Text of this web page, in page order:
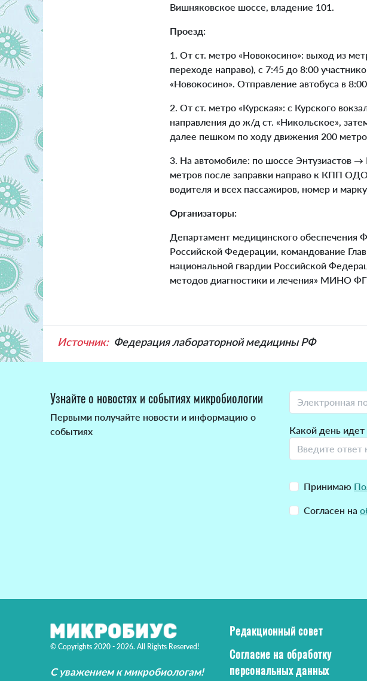
Вишняковское шоссе, владение 101.
Проезд:
1. От ст. метро «Новокосино»: выход из
переходе направо), с 7:45 до 8:00
«Новокосино». Отправление автобуса в
2. От ст. метро «Курская»: с Курского
направления до ж/д ст. «Никольское»,
далее пешком по ходу движения 200
3. На автомобиле: по шоссе Энтузиастов
метров после заправки направо к КПП
водителя и всех пассажиров, номер и
Организаторы:
Департамент медицинского обеспечения
Российской Федерации, командование
национальной гвардии Российской
методов диагностики и лечения» МИНО
Источник: Федерация лабораторной медицины РФ
Узнайте о новостях и событиях микробиологии
Первыми получайте новости и информацию о
событиях
Какой день
Принимаю
Согласен на
© Copyrights 2020 - 2026. All Rights Reserved!
С уважением к микробиологам!
Редакционный совет
Согласие на обработку
персональных данных